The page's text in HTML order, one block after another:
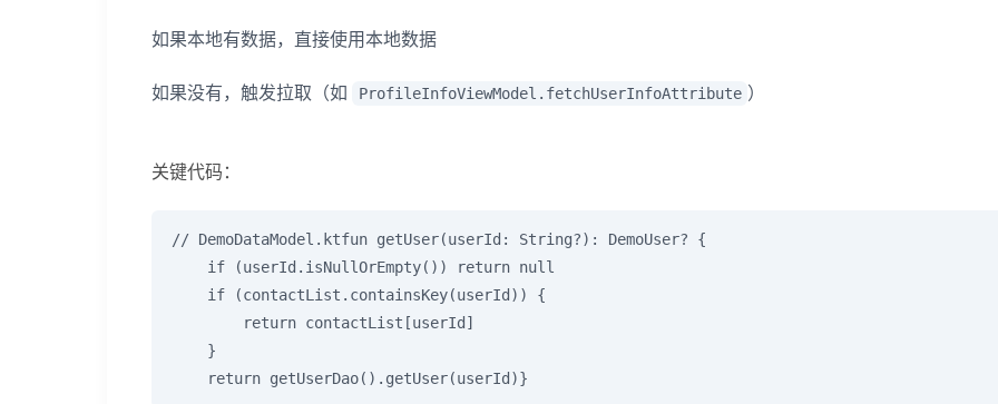
如果本地有数据，直接使用本地数据
如果没有，触发拉取（如 ProfileInfoViewModel.fetchUserInfoAttribute ）
关键代码：
// DemoDataModel.ktfun getUser(userId: String?): DemoUser? {
if (userId.isNullOrEmpty()) return null
if (contactList.containsKey(userId)) {
return contactList[userId]
}
return getUserDao().getUser(userId)}